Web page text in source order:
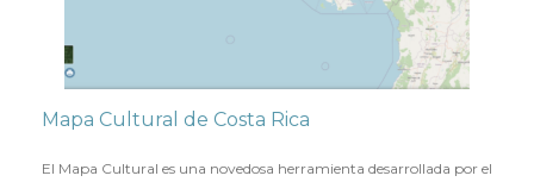
Mapa Cultural de Costa Rica
El Mapa Cultural es una novedosa herramienta desarrollada por el